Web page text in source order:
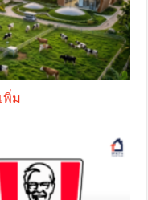
พิ่ม